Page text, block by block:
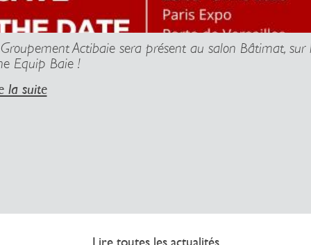
Actibaie sera présent au salon Bâtimat, sur
Equip Baie !
la suite
Lire toutes les actualités